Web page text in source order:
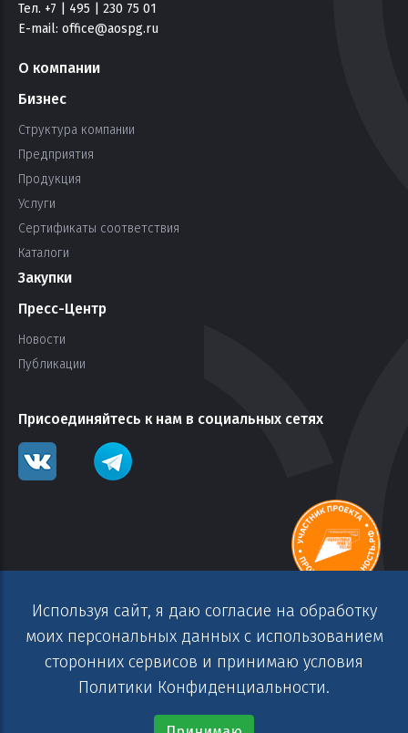
Тел. +7 | 495 | 230 75 01
E-mail: office@aospg.ru
О компании
Бизнес
Структура компании
Предприятия
Продукция
Услуги
Сертификаты соответствия
Каталоги
Закупки
Пресс-Центр
Новости
Публикации
Присоединяйтесь к нам в социальных сетях
Информация на сайте не является публичной офертой.
Политика обработки персональных данных
Используя сайт, я даю согласие на обработку
моих персональных данных с использованием
сторонних сервисов и принимаю условия
Политики Конфиденциальности.